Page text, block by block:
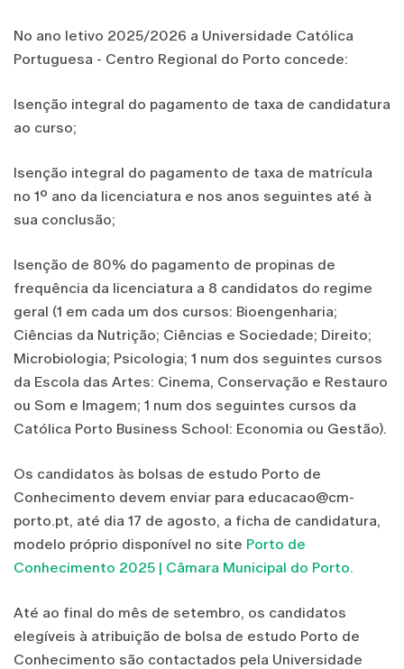
No ano letivo 2025/2026 a Universidade Católica
Portuguesa - Centro Regional do Porto concede:
Isenção integral do pagamento de taxa de candidatura
ao curso;
Isenção integral do pagamento de taxa de matrícula
no 1º ano da licenciatura e nos anos seguintes até à
sua conclusão;
Isenção de 80% do pagamento de propinas de
frequência da licenciatura a 8 candidatos do regime
geral (1 em cada um dos cursos: Bioengenharia;
Ciências da Nutrição; Ciências e Sociedade; Direito;
Microbiologia; Psicologia; 1 num dos seguintes cursos
da Escola das Artes: Cinema, Conservação e Restauro
ou Som e Imagem; 1 num dos seguintes cursos da
Católica Porto Business School: Economia ou Gestão).
Os candidatos às bolsas de estudo Porto de
Conhecimento devem enviar para educacao@cm-
porto.pt, até dia 17 de agosto, a ficha de candidatura,
modelo próprio disponível no site Porto de
Conhecimento 2025 | Câmara Municipal do Porto.
Até ao final do mês de setembro, os candidatos
elegíveis à atribuição de bolsa de estudo Porto de
Conhecimento são contactados pela Universidade